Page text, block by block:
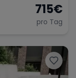
715€
pro Tag